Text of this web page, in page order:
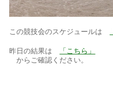
この競技会のスケジュールは
昨日の結果は
「こちら」
からご確認ください。